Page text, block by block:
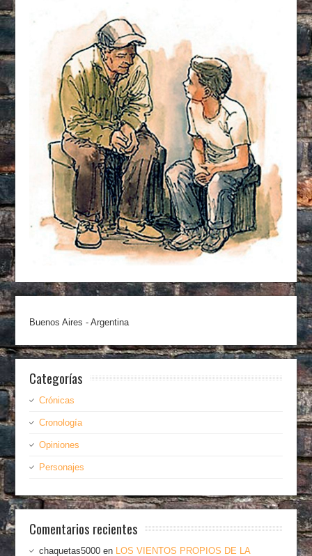
Buenos Aires - Argentina
Categorías
Crónicas
Cronología
Opiniones
Personajes
Comentarios recientes
chaquetas5000 en LOS VIENTOS PROPIOS DE LA